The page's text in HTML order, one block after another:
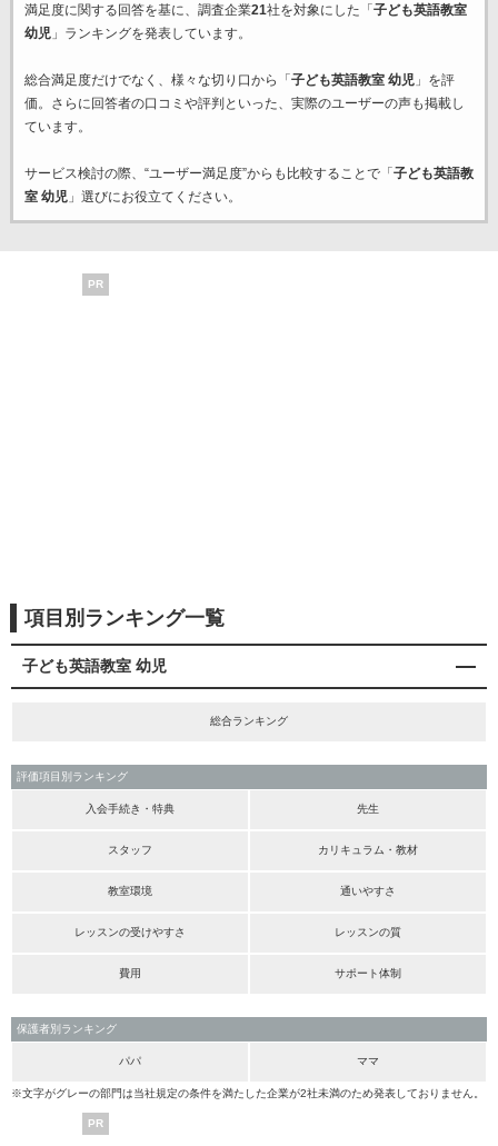
満足度に関する回答を基に、調査企業21社を対象にした「 子ども英語教室
幼児」ランキングを発表しています。
総合満足度だけでなく、様々な切り口から「 子ども英語教室 幼児」を評
価。さらに回答者の口コミや評判といった、実際のユーザーの声も掲載し
ています。
サービス検討の際、“ユーザー満足度”からも比較することで「 子ども英語教
室 幼児」選びにお役立てください。
PR
項目別ランキング一覧
子ども英語教室 幼児
総合ランキング
評価項目別ランキング
入会手続き・特典 先生
スタッフ カリキュラム・教材
教室環境 通いやすさ
レッスンの受けやすさ レッスンの質
費用 サポート体制
保護者別ランキング
パパ ママ
※文字がグレーの部門は当社規定の条件を満たした企業が2社未満のため発表しておりません。
PR